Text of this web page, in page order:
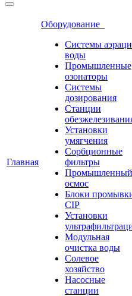
Главная
Оборудование
Системы
воды
Промышленные
озонаторы
Системы
дозирования
Станции
Установки
умягчения
Сорбционные
фильтры
Промышленный
осмос
Блоки
CIP
Установки
Модульная
очистка воды
Солевое
хозяйство
Насосные
станции